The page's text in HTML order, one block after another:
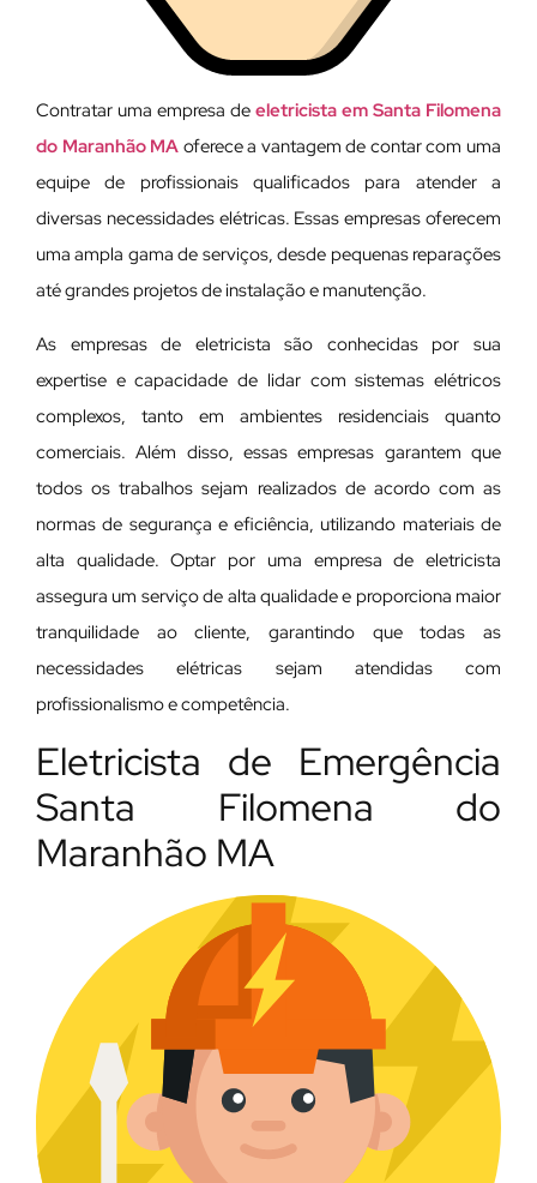
Contratar uma empresa de eletricista em Santa Filomena
do Maranhão MA oferece a vantagem de contar com uma
equipe de profissionais qualificados para atender a
diversas necessidades elétricas. Essas empresas oferecem
uma ampla gama de serviços, desde pequenas reparações
até grandes projetos de instalação e manutenção.
As empresas de eletricista são conhecidas por sua
expertise e capacidade de lidar com sistemas elétricos
complexos, tanto em ambientes residenciais quanto
comerciais. Além disso, essas empresas garantem que
todos os trabalhos sejam realizados de acordo com as
normas de segurança e eficiência, utilizando materiais de
alta qualidade. Optar por uma empresa de eletricista
assegura um serviço de alta qualidade e proporciona maior
tranquilidade ao cliente, garantindo que todas as
necessidades elétricas sejam atendidas com
profissionalismo e competência.
Eletricista de Emergência
Santa Filomena do
Maranhão MA